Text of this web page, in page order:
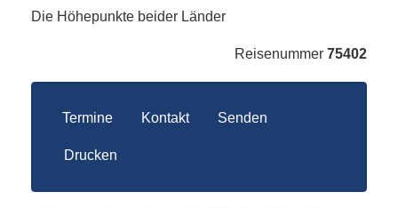
Die Höhepunkte beider Länder
Reisenummer 75402
Termine Kontakt Senden
Drucken